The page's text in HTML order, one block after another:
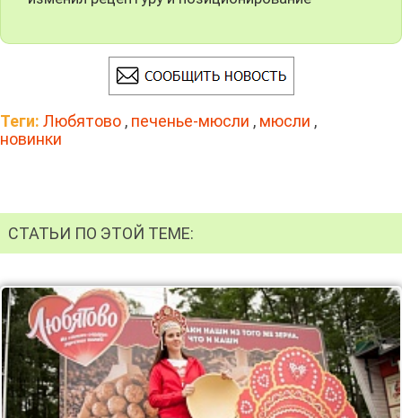
Теги: Любятово , печенье-мюсли , мюсли ,
новинки
СТАТЬИ ПО ЭТОЙ ТЕМЕ: